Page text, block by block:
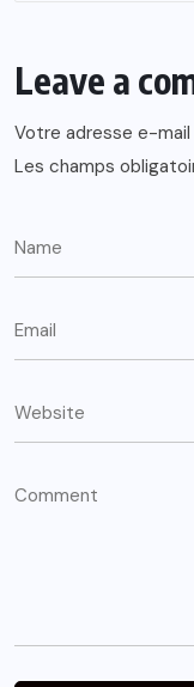
Leave a
Votre adresse e-mail
Les champs